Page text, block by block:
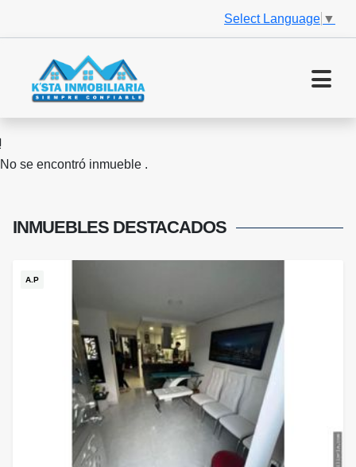
Select Language ▼
No se encontró inmueble .
INMUEBLES DESTACADOS
A.P